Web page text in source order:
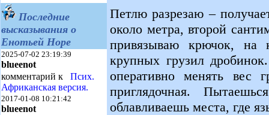
Последние
высказывания о
Енотьей Норе
2025-07-02 23:19:39
blueenot
комментарий к Псих.
Африканская версия.
2017-01-08 10:21:42
blueenot
Петлю разрезаю –
около метра, второй
привязываю крючок, на
крупных грузил
оперативно менять вес
приглядочная.
облавливаешь места, где